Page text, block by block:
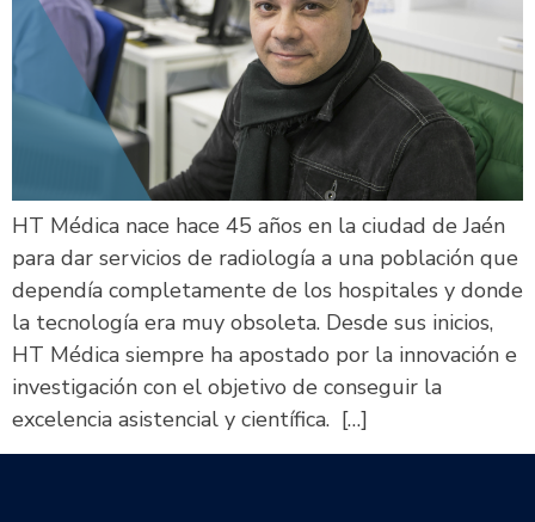
HT Médica nace hace 45 años en la ciudad de Jaén
para dar servicios de radiología a una población que
dependía completamente de los hospitales y donde
la tecnología era muy obsoleta. Desde sus inicios,
HT Médica siempre ha apostado por la innovación e
investigación con el objetivo de conseguir la
excelencia asistencial y científica. […]